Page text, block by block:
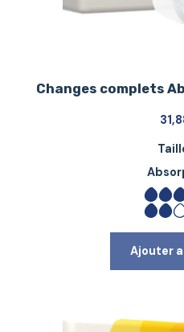
Changes complets
Ajouter